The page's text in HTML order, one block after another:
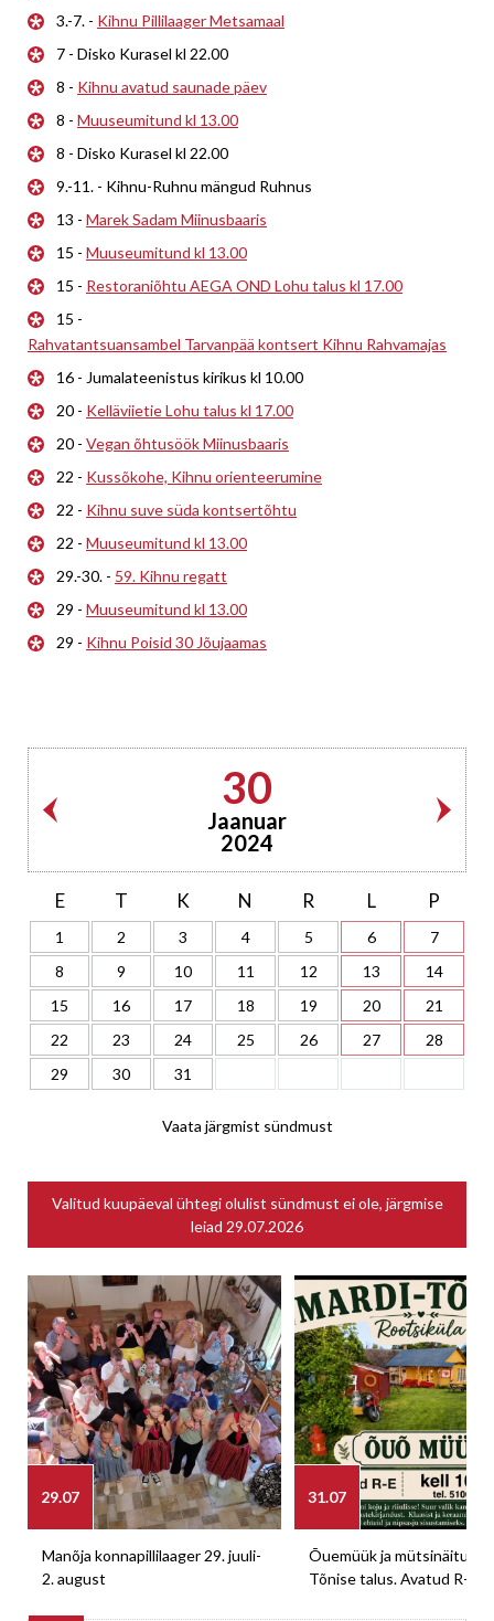
3.-7. - Kihnu Pillilaager Metsamaal
7 - Disko Kurasel kl 22.00
8 - Kihnu avatud saunade päev
8 - Muuseumitund kl 13.00
8 - Disko Kurasel kl 22.00
9.-11. - Kihnu-Ruhnu mängud Ruhnus
13 - Marek Sadam Miinusbaaris
15 - Muuseumitund kl 13.00
15 - Restoraniõhtu AEGA OND Lohu talus kl 17.00
15 -
Rahvatantsuansambel Tarvanpää kontsert Kihnu Rahvamajas
16 - Jumalateenistus kirikus kl 10.00
20 - Kelläviietie Lohu talus kl 17.00
20 - Vegan õhtusöök Miinusbaaris
22 - Kussõkohe, Kihnu orienteerumine
22 - Kihnu suve süda kontsertõhtu
22 - Muuseumitund kl 13.00
29.-30. - 59. Kihnu regatt
29 - Muuseumitund kl 13.00
29 - Kihnu Poisid 30 Jõujaamas
30
Jaanuar
2024
E T K N R L P
1 2 3 4 5 6
7
8
9 10 11 12 13
14
15
16 17 18 19 20
21
22
23 24 25 26 27
28
29
30 31
Vaata järgmist sündmust
Valitud kuupäeval ühtegi olulist sündmust ei ole, järgmise
leiad 29.07.2026
29.07
Manõja konnapillilaager 29. juuli-
2. august
31.07
Õuemüük ja mütsinäitus
Tõnise talus. Avatud R-E